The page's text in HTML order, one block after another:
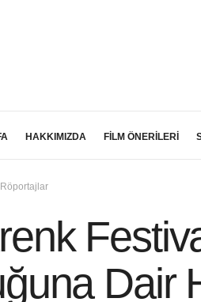
HAKKIMIZDA FİLM ÖNERİLERİ
Röportajlar
Dair